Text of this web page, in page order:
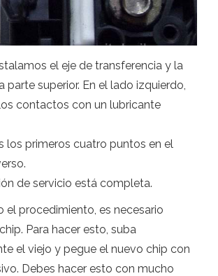
el eje de transferencia y la
parte superior. En el lado izquierdo,
contactos con un lubricante
los primeros cuatro puntos en el
de servicio está completa.
el procedimiento, es necesario
Para hacer esto, suba
el viejo y pegue el nuevo chip con
Debes hacer esto con mucho